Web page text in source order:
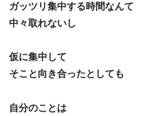
ガッツリ集中する時間なんて
中々取れないし
仮に集中して
そこと向き合ったとしても
自分のことは